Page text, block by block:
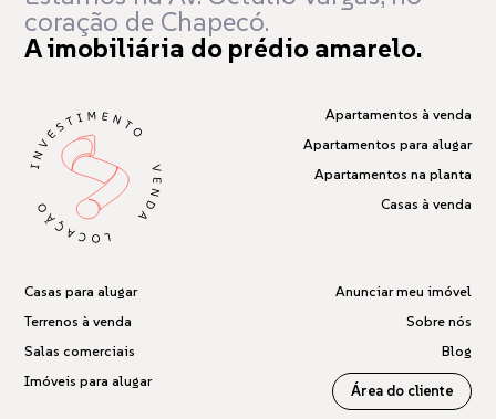
coração de Chapecó.
A imobiliária do prédio amarelo.
Apartamentos à venda
Apartamentos para alugar
Apartamentos na planta
Casas à venda
Casas para alugar
Terrenos à venda
Salas comerciais
Imóveis para alugar
Anunciar meu imóvel
Sobre nós
Blog
Área do cliente